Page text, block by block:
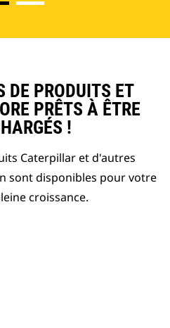
DE PRODUITS ET
PRÊTS À ÊTRE
!
Caterpillar et d'autres
sont disponibles pour votre
croissance.